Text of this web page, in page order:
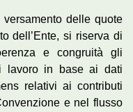
versamento delle quote
dell’Ente, si riserva di
e congruità gli
lavoro in base ai dati
relativi ai contributi
e nel flusso